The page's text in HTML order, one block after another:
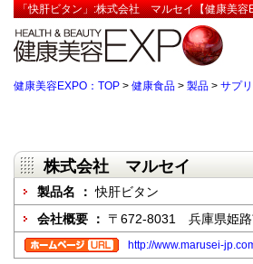
「快肝ビタン」:株式会社 マルセイ【健康美容
健康美容EXPO：TOP > 健康食品 > 製品 > サプ
株式会社 マルセイ
製品名 ：快肝ビタン
会社概要 ： 〒672-8031 兵庫県姫路
http://www.marusei-